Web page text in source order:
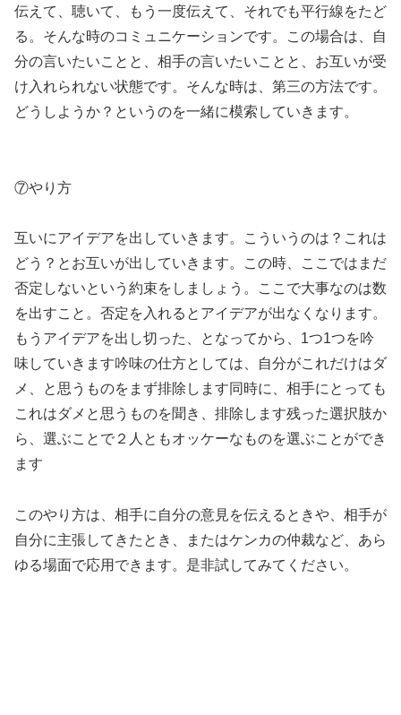
伝えて、聴いて、もう一度伝えて、それでも平行線をたど
る。そんな時のコミュニケーションです。この場合は、自
分の言いたいことと、相手の言いたいことと、お互いが受
け入れられない状態です。そんな時は、第三の方法です。
どうしようか？というのを一緒に模索していきます。
⑦やり方
互いにアイデアを出していきます。こういうのは？これは
どう？とお互いが出していきます。この時、ここではまだ
否定しないという約束をしましょう。ここで大事なのは数
を出すこと。否定を入れるとアイデアが出なくなります。
もうアイデアを出し切った、となってから、1つ1つを吟
味していきます吟味の仕方としては、自分がこれだけはダ
メ、と思うものをまず排除します同時に、相手にとっても
これはダメと思うものを聞き、排除します残った選択肢か
ら、選ぶことで２人ともオッケーなものを選ぶことができ
ます
このやり方は、相手に自分の意見を伝えるときや、相手が
自分に主張してきたとき、またはケンカの仲裁など、あら
ゆる場面で応用できます。是非試してみてください。